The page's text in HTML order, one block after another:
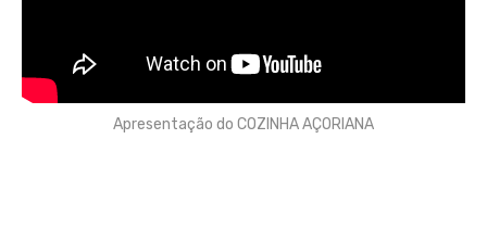
Apresentação do COZINHA AÇORIANA